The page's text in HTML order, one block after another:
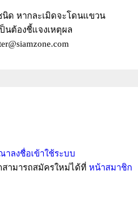
ด หากละเมิดจะโดนแขวน
นต้องชี้แจงเหตุผล
าลงชื่อเข้าใช้ระบบ
ามารถสมัครใหม่ได้ที่ หน้าสมาชิก